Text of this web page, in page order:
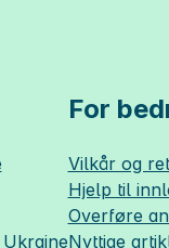
For
Vilkår og
Hjelp til
Overføre
Nyttige